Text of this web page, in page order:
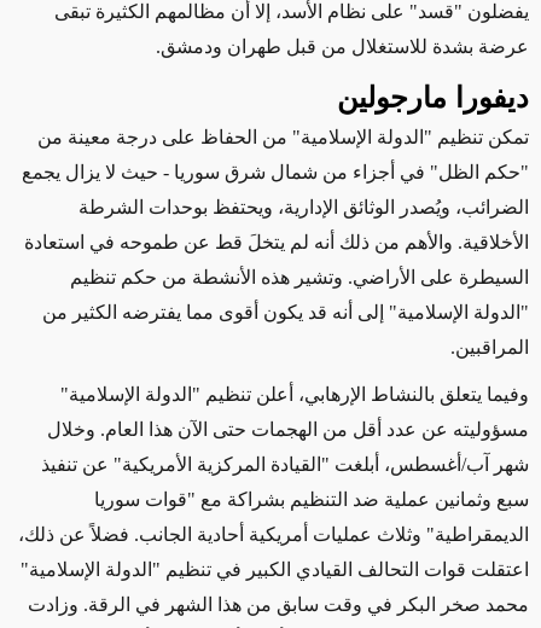
يفضلون "قسد" على نظام الأسد، إلا أن مظالمهم الكثيرة تبقى
عرضة بشدة للاستغلال من قبل طهران ودمشق.
ديفورا مارجولين
تمكن تنظيم "الدولة الإسلامية" من الحفاظ على درجة معينة من
"حكم الظل" في أجزاء من شمال شرق سوريا - حيث لا يزال يجمع
الضرائب، ويُصدر الوثائق الإدارية، ويحتفظ بوحدات الشرطة
الأخلاقية. والأهم من ذلك أنه لم يتخلَ قط عن طموحه في استعادة
السيطرة على الأراضي. وتشير هذه الأنشطة من حكم تنظيم
"الدولة الإسلامية" إلى أنه قد يكون أقوى مما يفترضه الكثير من
المراقبين.
وفيما يتعلق بالنشاط الإرهابي، أعلن تنظيم "الدولة الإسلامية"
مسؤوليته عن عدد أقل من الهجمات حتى الآن هذا العام. وخلال
شهر آب/أغسطس، أبلغت "القيادة المركزية الأمريكية" عن تنفيذ
سبع وثمانين عملية ضد التنظيم بشراكة مع "قوات سوريا
الديمقراطية" وثلاث عمليات أمريكية أحادية الجانب. فضلاً عن ذلك،
اعتقلت قوات التحالف القيادي الكبير في تنظيم "الدولة الإسلامية"
محمد صخر البكر في وقت سابق من هذا الشهر في الرقة. وزادت